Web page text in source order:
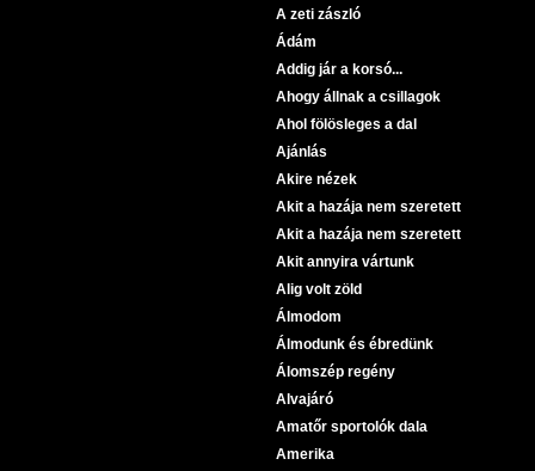
A zeti zászló
Ádám
Addig jár a korsó...
Ahogy állnak a csillagok
Ahol fölösleges a dal
Ajánlás
Akire nézek
Akit a hazája nem szeretett
Akit a hazája nem szeretett
Akit annyira vártunk
Alig volt zöld
Álmodom
Álmodunk és ébredünk
Álomszép regény
Alvajáró
Amatőr sportolók dala
Amerika